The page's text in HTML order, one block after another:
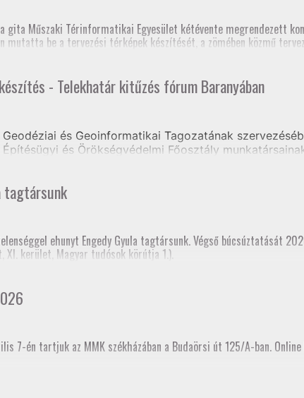
szakmai továbbképzés (teljes megyei földhivatali részvétellel)
Szakfelügyelői Értekezlet (online, mintegy 70 fő részvételével)
gita Műszaki Térinformatikai Egyesület kétévente megrendezett
mutatta be a tervezési térképek készítését, a zömében közmű
volt, hogy a jelenlegi tagozati elnök mellett három korábbi elnök is
- Telekhatár kitűzés fórum Baranyában
és Geoinformatikai Tagozatának
és Örökségvédelmi Főosztály
tagtársunk
ehunyt Engedy Gyula tagtársunk. Végső búcsúztatását
XI. kerület, Magyar tudósok körútja 1.).
7-én tartjuk az MMK székházában a Budaörsi út 125/A-ban.